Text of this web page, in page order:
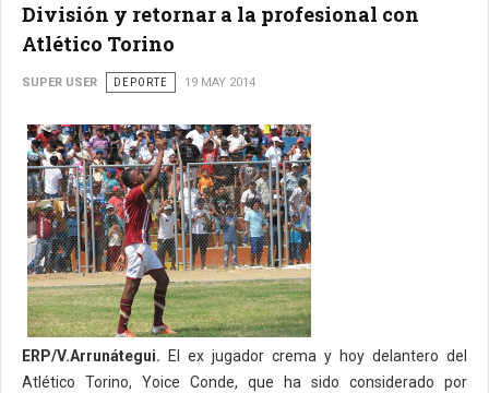
División y retornar a la profesional con
Atlético Torino
SUPER USER DEPORTE 19 MAY 2014
ERP/V.Arrunátegui.
El ex jugador crema y hoy delantero del
Atlético Torino, Yoice Conde, que ha sido considerado por